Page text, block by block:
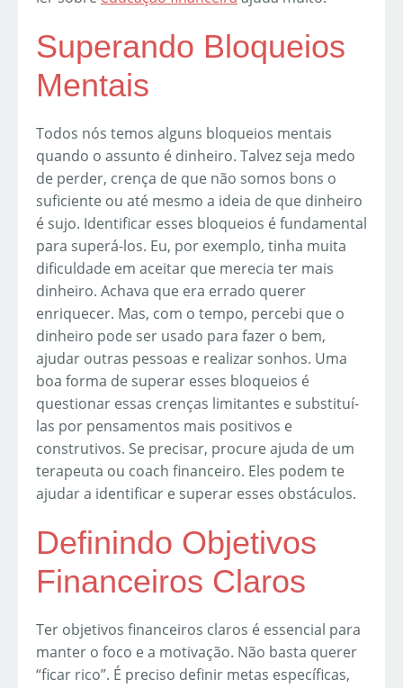
Superando Bloqueios
Mentais
Todos nós temos alguns bloqueios mentais
quando o assunto é dinheiro. Talvez seja medo
de perder, crença de que não somos bons o
suficiente ou até mesmo a ideia de que dinheiro
é sujo. Identificar esses bloqueios é fundamental
para superá-los. Eu, por exemplo, tinha muita
dificuldade em aceitar que merecia ter mais
dinheiro. Achava que era errado querer
enriquecer. Mas, com o tempo, percebi que o
dinheiro pode ser usado para fazer o bem,
ajudar outras pessoas e realizar sonhos. Uma
boa forma de superar esses bloqueios é
questionar essas crenças limitantes e substituí-
las por pensamentos mais positivos e
construtivos. Se precisar, procure ajuda de um
terapeuta ou coach financeiro. Eles podem te
ajudar a identificar e superar esses obstáculos.
Definindo Objetivos
Financeiros Claros
Ter objetivos financeiros claros é essencial para
manter o foco e a motivação. Não basta querer
“ficar rico”. É preciso definir metas específicas,